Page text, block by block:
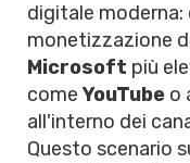
digitale moderna:
monetizzazione
Microsoft più
comeYouTube o
all'interno dei
Questo scenario